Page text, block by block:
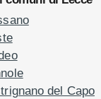
del Capo